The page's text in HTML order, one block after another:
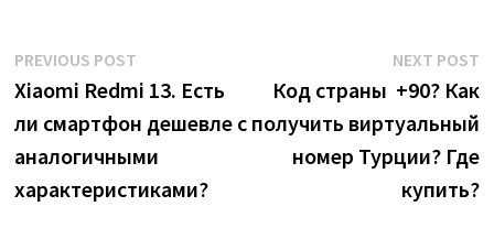
Post
navigation
PREVIOUS POSTPrevious
post:
Xiaomi Redmi 13. Есть
ли смартфон дешевле с
аналогичными
характеристиками?
NEXT POST
Код страны +90? Как
получить виртуальный
номер Турции? Где
купить?